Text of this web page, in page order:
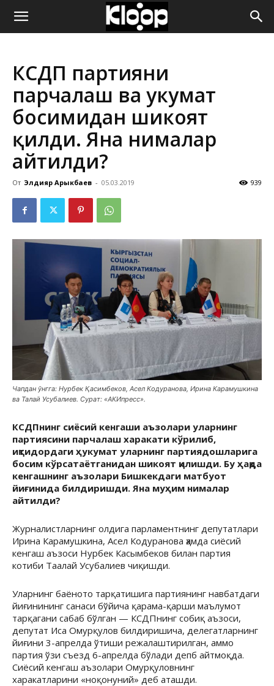
ҚИРҒИЗИСТОН
ЯНГИЛИКЛАРИ
КСДП партияни
парчалаш ва ҳукумат
босимидан шикоят
қилди. Яна нималар
айтилди?
От Элдияр Арыкбаев - 05.03.2019 939
Чапдан ўнгга: Нурбек Қасимбеков, Асел Кодуранова, Ирина Карамушкина
ва Талай Усубалиев. Сурат: «АКИпресс».
КСДПнинг сиёсий кенгаши аъзолари уларнинг
партиясини парчалаш харакати кўрилиб,
иқтидордаги ҳукумат уларнинг партиядошларига
босим кўрсатаётганидан шикоят қилишди. Бу ҳақда
кенгашнинг аъзолари Бишкекдаги матбуот
йиғинида билдиришди. Яна муҳим нималар
айтилди?
Журналистларнинг олдига парламентнинг депутатлари
Ирина Карамушкина, Асел Кодуранова ҳамда сиёсий
кенгаш аъзоси Нурбек Касымбеков билан партия
котиби Таалай Усубалиев чиқишди.
Уларнинг баёното тарқатишига партиянинг навбатдаги
йиғинининг санаси бўйича қарама-қарши маълумот
тарқагани сабаб бўлган — КСДПнинг собиқ аъзоси,
депутат Иса Омурқулов билдиришича, делегатларнинг
йиғини 3-апрелда ўтиши режалаштирилган, аммо
партия ўзи съезд 6-апрелда бўлади депб айтмоқда.
Сиёсий кенгаш аъзолари Омурқуловнинг
харакатларини «ноқонуний» деб аташди.